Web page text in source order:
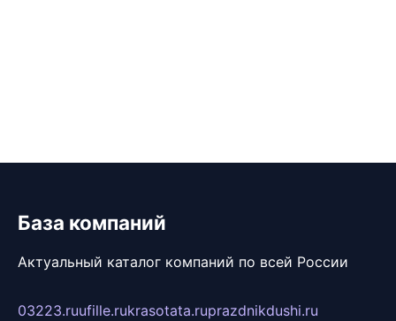
База компаний
Актуальный каталог компаний по всей России
03223.ruufille.rukrasotata.ruprazdnikdushi.ru